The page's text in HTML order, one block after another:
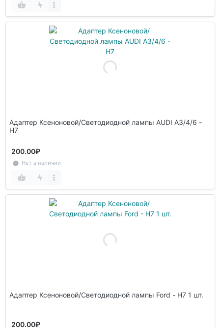
Адаптер Ксеноновой/Светодиодной лампы AUDI A3/4/6 -
H7
200.00₽
⬤ Нет в наличии
Адаптер Ксеноновой/Светодиодной лампы Ford - H7 1 шт.
200.00₽